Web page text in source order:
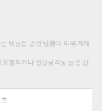
댓글은 관련 법률에 의해 제재
함되거나 인신공격성 글은 관